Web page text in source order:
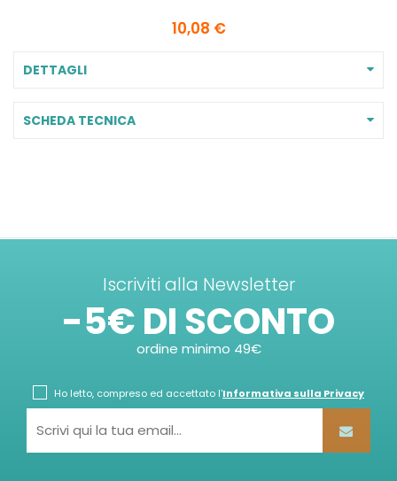
10,08 €
DETTAGLI
SCHEDA TECNICA
Iscriviti alla Newsletter
-5€ DI SCONTO
ordine minimo 49€
Ho letto, compreso ed accettato l'Informativa sulla Privacy